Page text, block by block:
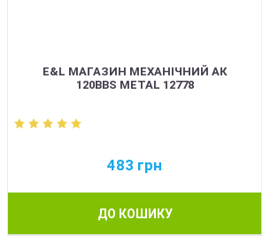
E&L МАГАЗИН МЕХАНІЧНИЙ АК
120BBS METAL 12778
483 грн
ДО КОШИКУ